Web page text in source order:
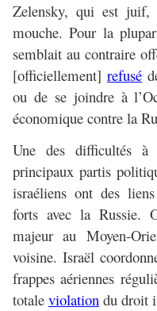
Zelensky, qui est juif,
mouche. Pour la
semblait au contraire
[officiellement] refusé
ou de se joindre à
économique contre la
Une des difficultés
principaux partis
israéliens ont des
forts avec la Russie.
majeur au Moyen-
voisine. Israël
frappes aériennes
totale violation du droit